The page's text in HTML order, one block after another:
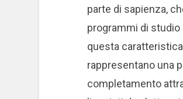
parte di sapienza,
programmi di studio
questa
rappresentano una
completamento